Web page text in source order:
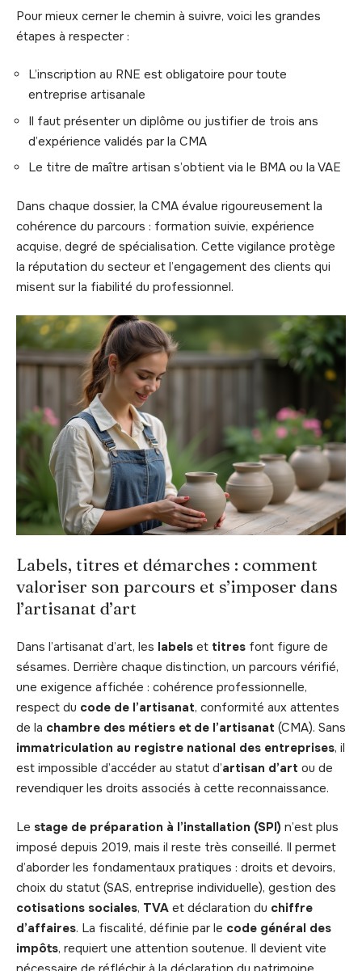
Pour mieux cerner le chemin à suivre, voici les grandes
étapes à respecter :
L’inscription au RNE est obligatoire pour toute
entreprise artisanale
Il faut présenter un diplôme ou justifier de trois ans
d’expérience validés par la CMA
Le titre de maître artisan s’obtient via le BMA ou la VAE
Dans chaque dossier, la CMA évalue rigoureusement la
cohérence du parcours : formation suivie, expérience
acquise, degré de spécialisation. Cette vigilance protège
la réputation du secteur et l’engagement des clients qui
misent sur la fiabilité du professionnel.
Labels, titres et démarches : comment
valoriser son parcours et s’imposer dans
l’artisanat d’art
Dans l’artisanat d’art, les labels et titres font figure de
sésames. Derrière chaque distinction, un parcours vérifié,
une exigence affichée : cohérence professionnelle,
respect du code de l’artisanat, conformité aux attentes
de la chambre des métiers et de l’artisanat (CMA). Sans
immatriculation au registre national des entreprises, il
est impossible d’accéder au statut d’artisan d’art ou de
revendiquer les droits associés à cette reconnaissance.
Le stage de préparation à l’installation (SPI) n’est plus
imposé depuis 2019, mais il reste très conseillé. Il permet
d’aborder les fondamentaux pratiques : droits et devoirs,
choix du statut (SAS, entreprise individuelle), gestion des
cotisations sociales, TVA et déclaration du chiffre
d’affaires. La fiscalité, définie par le code général des
impôts, requiert une attention soutenue. Il devient vite